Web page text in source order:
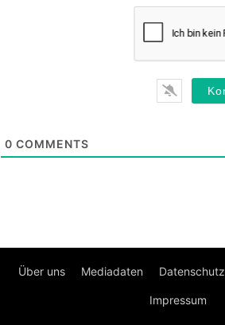
0 COMMENTS
Über uns Mediadaten Datenschutz
Impressum